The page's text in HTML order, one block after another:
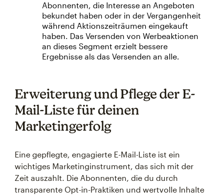
Abonnenten, die Interesse an Angeboten
bekundet haben oder in der Vergangenheit
während Aktionszeiträumen eingekauft
haben. Das Versenden von Werbeaktionen
an dieses Segment erzielt bessere
Ergebnisse als das Versenden an alle.
Erweiterung und Pflege der E-
Mail-Liste für deinen
Marketingerfolg
Eine gepflegte, engagierte E-Mail-Liste ist ein
wichtiges Marketinginstrument, das sich mit der
Zeit auszahlt. Die Abonnenten, die du durch
transparente Opt-in-Praktiken und wertvolle Inhalte